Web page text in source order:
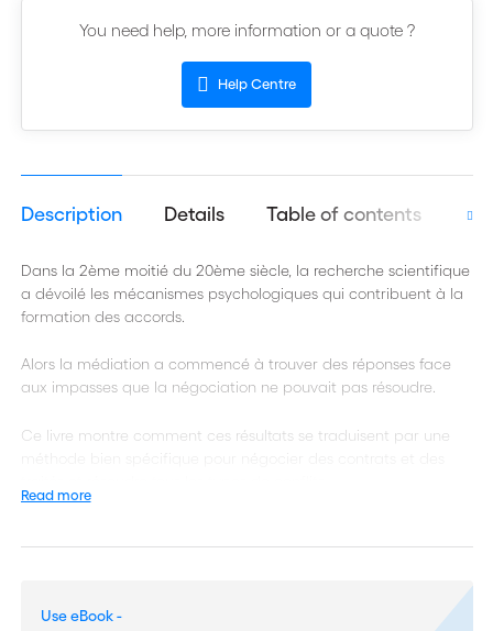
You need help, more information or a quote ?
Help Centre
Description Details Table of contents
Dans la 2ème moitié du 20ème siècle, la recherche scientifique
a dévoilé les mécanismes psychologiques qui contribuent à la
formation des accords.
Alors la médiation a commencé à trouver des réponses face
aux impasses que la négociation ne pouvait pas résoudre.
Ce livre montre comment ces résultats se traduisent par une
médiation, l'auteur souligne l'importance de traiter et d'utiliser
Read more
Use eBook -